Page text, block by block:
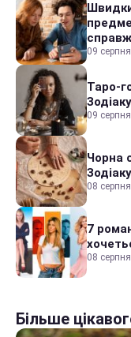
09
Таро-
09
Чорна
08
7
08
Більше